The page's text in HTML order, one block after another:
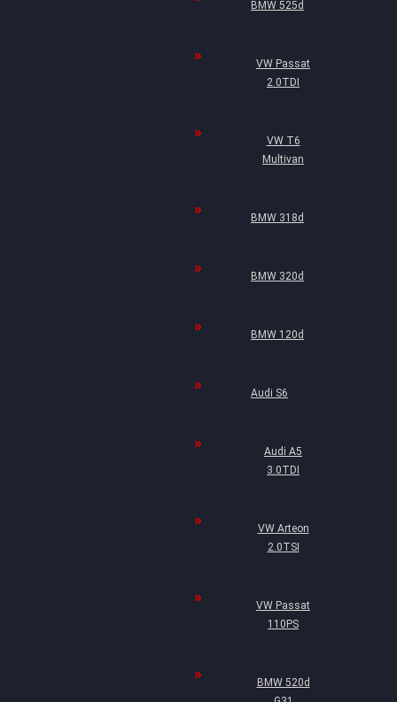
BMW 525d
VW Passat
2.0TDI
VW T6
Multivan
BMW 318d
BMW 320d
BMW 120d
Audi S6
Audi A5
3.0TDI
VW Arteon
2.0TSI
VW Passat
110PS
BMW 520d